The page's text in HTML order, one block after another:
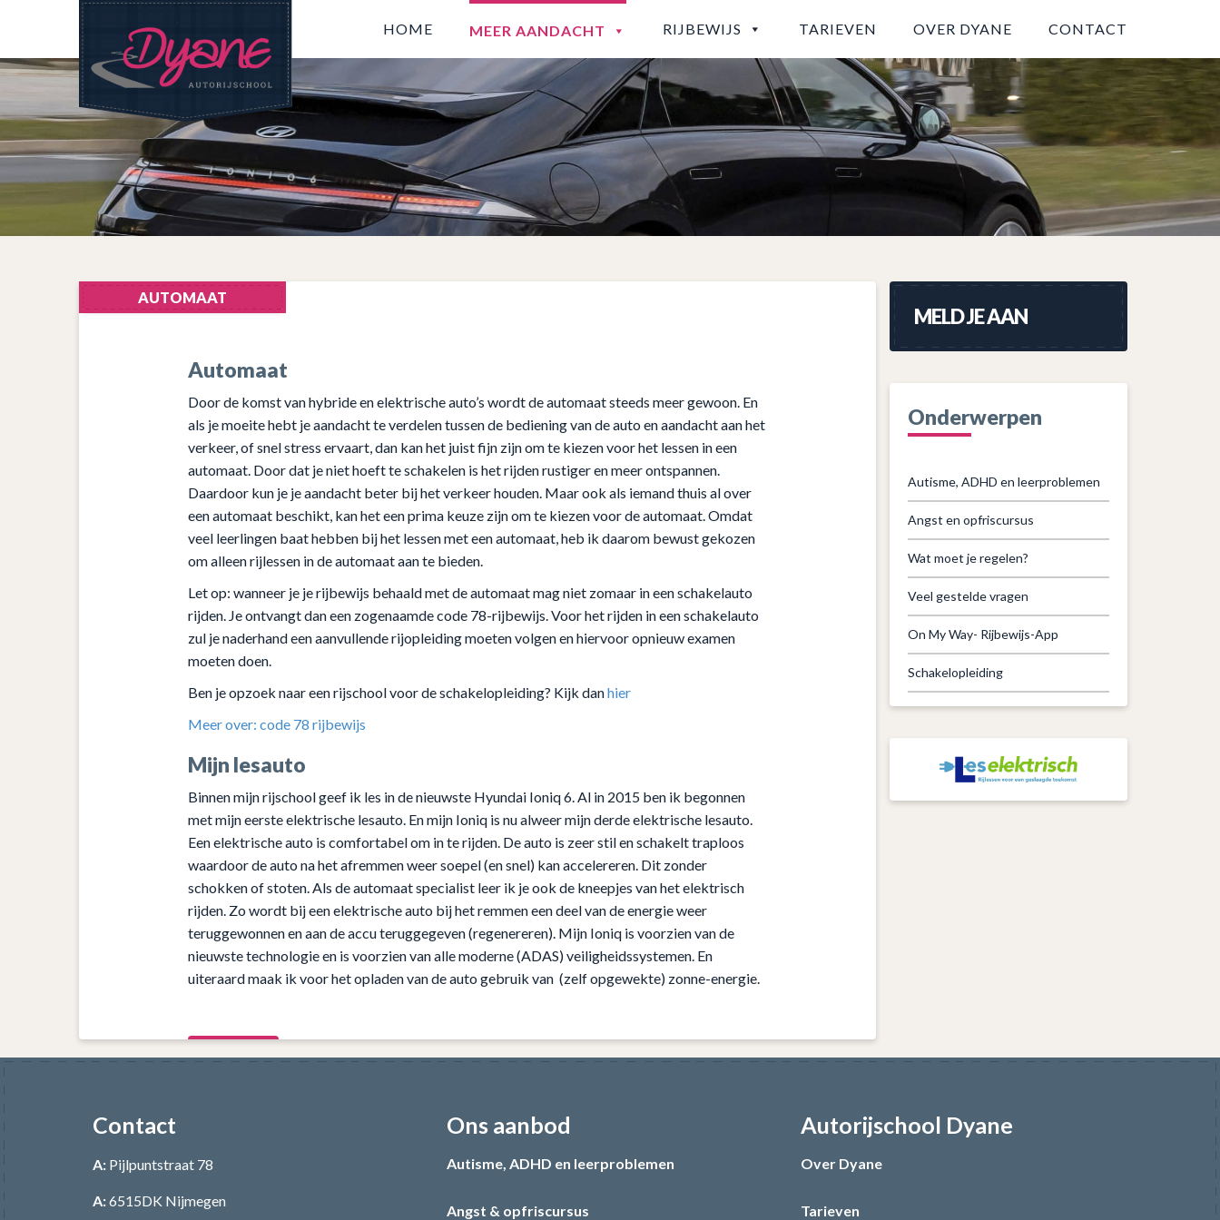
HOME MEER AANDACHT RIJBEWIJS TARIEVEN OVER DYANE CONTACT
Automaat
AUTOMAAT
Automaat
Door de komst van hybride en elektrische auto’s wordt de automaat steeds meer gewoon. En
als je moeite hebt je aandacht te verdelen tussen de bediening van de auto en aandacht aan het
verkeer, of snel stress ervaart, dan kan het juist fijn zijn om te kiezen voor het lessen in een
automaat. Door dat je niet hoeft te schakelen is het rijden rustiger en meer ontspannen.
Daardoor kun je je aandacht beter bij het verkeer houden. Maar ook als iemand thuis al over
een automaat beschikt, kan het een prima keuze zijn om te kiezen voor de automaat. Omdat
veel leerlingen baat hebben bij het lessen met een automaat, heb ik daarom bewust gekozen
om alleen rijlessen in de automaat aan te bieden.
Let op: wanneer je je rijbewijs behaald met de automaat mag niet zomaar in een schakelauto
rijden. Je ontvangt dan een zogenaamde code 78-rijbewijs. Voor het rijden in een schakelauto
zul je naderhand een aanvullende rijopleiding moeten volgen en hiervoor opnieuw examen
moeten doen.
Ben je opzoek naar een rijschool voor de schakelopleiding? Kijk danhier
Meer over: code 78 rijbewijs
Mijn lesauto
Binnen mijn rijschool geef ik les in de nieuwste Hyundai Ioniq 6. Al in 2015 ben ik begonnen
met mijn eerste elektrische lesauto. En mijn Ioniq is nu alweer mijn derde elektrische lesauto.
Een elektrische auto is comfortabel om in te rijden. De auto is zeer stil en schakelt traploos
waardoor de auto na het afremmen weer soepel (en snel) kan accelereren. Dit zonder
schokken of stoten. Als de automaat specialist leer ik je ook de kneepjes van het elektrisch
rijden. Zo wordt bij een elektrische auto bij het remmen een deel van de energie weer
teruggewonnen en aan de accu teruggegeven (regenereren). Mijn Ioniq is voorzien van de
nieuwste technologie en is voorzien van alle moderne (ADAS) veiligheidssystemen. En
uiteraard maak ik voor het opladen van de auto gebruik van (zelf opgewekte) zonne-energie.
MELD JE AAN
Onderwerpen
Autisme, ADHD en leerproblemen
Angst en opfriscursus
Wat moet je regelen?
Veel gestelde vragen
On My Way- Rijbewijs-App
Schakelopleiding
Contact
A: Pijlpuntstraat 78
A:6515DK Nijmegen
Ons aanbod
Autisme, ADHD en leerproblemen
Angst & opfriscursus
Autorijschool Dyane
Over Dyane
Tarieven